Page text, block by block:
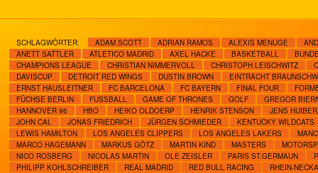
SCHLAGWÖRTER: ADAM SCOTT ADRIAN RAMOS ALEXIS MENUGE
ANETT SATTLER
ATLETICO MADRID AXEL HACKE BASKETBALL
CHAMPIONS LEAGUE
CHRISTIAN NIMMERVOLL CHRISTOPH LEISCHWITZ
DAVISCUP
DETROIT RED WINGS DUSTIN BROWN
EINTRACHT
ERNST HAUSLEITNER
FC BARCELONA FC BAYERN FINAL FOUR
FÜCHSE BERLIN
FUSSBALL GAME OF THRONES GOLF
GREGOR
HANNOVER 96
HBO HEIKO OLDOERP HENRIK STENSON
JENS HUIBER
JOHN CAL
JONAS FRIEDRICH JÜRGEN SCHMIEDER
KENTUCKY WILDCATS
LEWIS HAMILTON
LOS ANGELES CLIPPERS LOS ANGELES LAKERS
MARCO HAGEMANN
MARKUS GÖTZ MARTIN KIND MASTERS
NICO ROSBERG
NICOLAS MARTIN OLE ZEISLER PARIS ST.GERMAUN
PHILIPP KOHLSCHREIBER
REAL MADRID RED BULL RACING
RHEIN-